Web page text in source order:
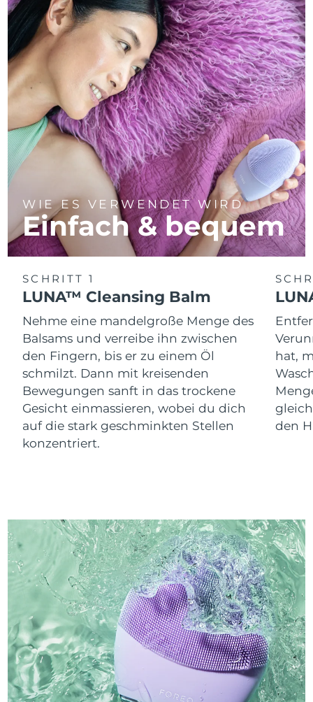
WIE ES VERWENDET WIRD
Einfach & bequem
SCHRITT 1
LUNA™ Cleansing Balm
Nehme eine mandelgroße Menge des
Balsams und verreibe ihn zwischen
den Fingern, bis er zu einem Öl
schmilzt. Dann mit kreisenden
Bewegungen sanft in das trockene
Gesicht einmassieren, wobei du dich
auf die stark geschminkten Stellen
konzentriert.
hat,
den